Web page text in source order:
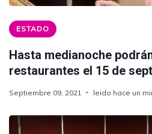
ESTADO
Hasta medianoche
restaurantes el 15 de
Septiembre 09, 2021 leido hace un